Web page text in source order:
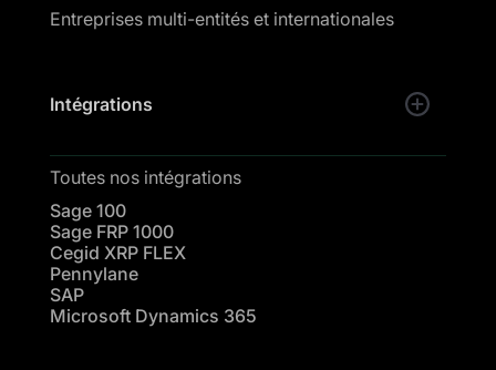
Entreprises multi-entités et internationales
Intégrations
Toutes nos intégrations
Sage 100
Sage FRP 1000
Cegid XRP FLEX
Pennylane
SAP
Microsoft Dynamics 365